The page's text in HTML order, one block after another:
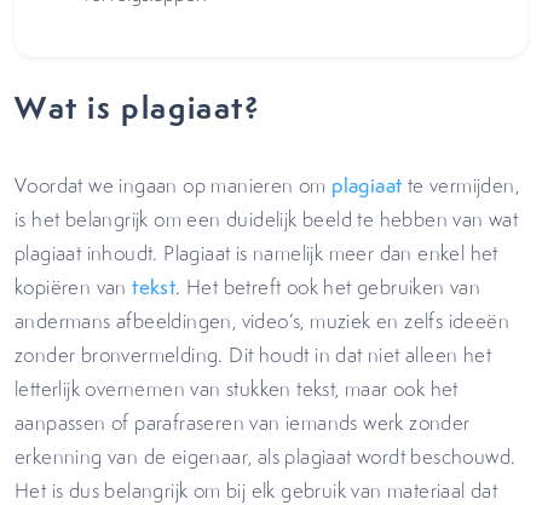
Wat is plagiaat?
Voordat we ingaan op manieren om plagiaat te vermijden,
is het belangrijk om een duidelijk beeld te hebben van wat
plagiaat inhoudt. Plagiaat is namelijk meer dan enkel het
kopiëren vantekst. Het betreft ook het gebruiken van
andermans afbeeldingen, video’s, muziek en zelfs ideeën
zonder bronvermelding. Dit houdt in dat niet alleen het
letterlijk overnemen van stukken tekst, maar ook het
aanpassen of parafraseren van iemands werk zonder
erkenning van de eigenaar, als plagiaat wordt beschouwd.
Het is dus belangrijk om bij elk gebruik van materiaal dat